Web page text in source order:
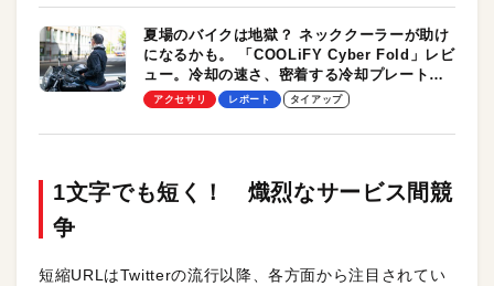
夏場のバイクは地獄？ ネッククーラーが助け
になるかも。 「COOLiFY Cyber Fold」レビ
ュー。冷却の速さ、密着する冷却プレート、
シンプルな操作性がグッド！
アクセサリ レポート タイアップ
1文字でも短く！ 熾烈なサービス間競
争
短縮URLはTwitterの流行以降、各方面から注目されてい